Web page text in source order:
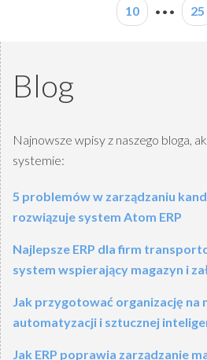
10
••• 25
Blog
Najnowsze wpisy z naszego bloga,
systemie:
5 problemów w zarządzaniu
rozwiązuje system Atom ERP
Najlepsze ERP dla firm
system wspierający magazyn i
Jak przygotować organizację na
automatyzacji i sztucznej
Jak ERP poprawia zarządzanie